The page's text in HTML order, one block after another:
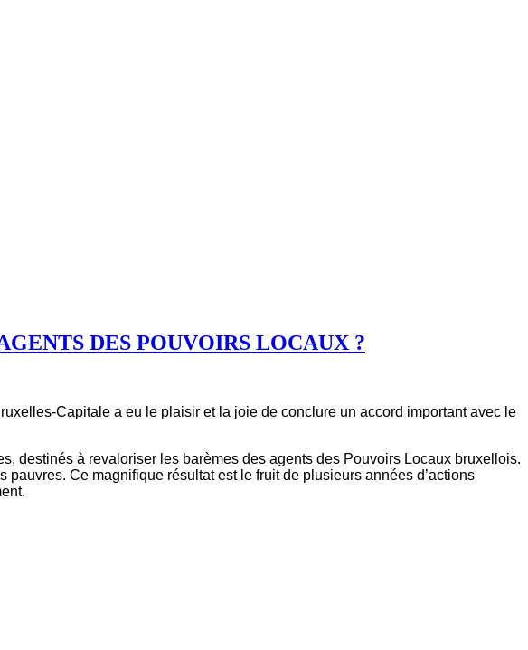
DES POUVOIRS LOCAUX ?
Capitale a eu le plaisir et la joie de conclure un accord important avec le
destinés à revaloriser les barèmes des agents des Pouvoirs Locaux bruxellois.
pauvres. Ce magnifique résultat est le fruit de plusieurs années d’actions